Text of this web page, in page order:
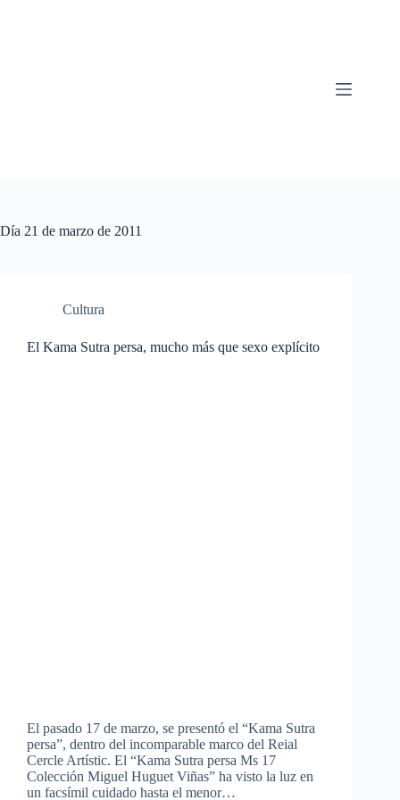
Día 21 de marzo de 2011
Cultura
El Kama Sutra persa, mucho más que sexo explícito
El pasado 17 de marzo, se presentó el “Kama Sutra
persa”, dentro del incomparable marco del Reial
Cercle Artístic. El “Kama Sutra persa Ms 17
Colección Miguel Huguet Viñas” ha visto la luz en
un facsímil cuidado hasta el menor…